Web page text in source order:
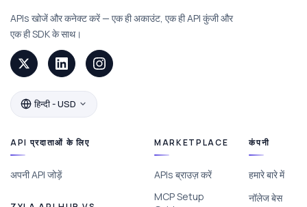
APIs खोजें और कनेक्ट करें — एक ही अकाउंट, एक ही API कुंजी और
एक ही SDK के साथ।
हिन्दी - USD
API प्रदाताओं के लिए
अपनी API जोड़ें
MARKETPLACE
APIs ब्राउज़ करें
MCP Setup
कंपनी
हमारे बारे में
नॉलेज बेस